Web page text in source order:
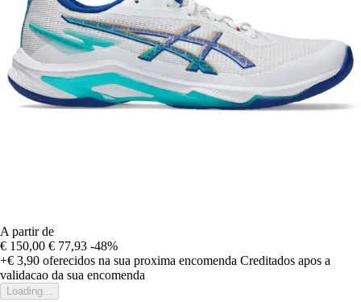
A partir de
€ 150,00 € 77,93 -48%
+€ 3,90 oferecidos na sua proxima encomenda Creditados apos a
validacao da sua encomenda
Loading...